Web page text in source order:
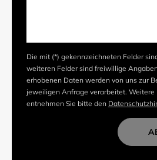
Die mit (*) gekennzeichneten Felder
weiteren Felder sind freiwillige
erhobenen Daten werden von uns zur
jeweiligen Anfrage verarbeitet. Weitere
entnehmen Sie bitte den